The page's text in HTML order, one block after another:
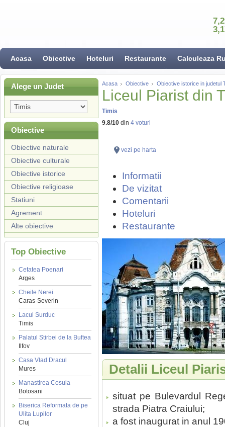
Acasa Obiective Hoteluri Restaurante Calculeaza
Alege un Judet
Obiective
Obiective naturale
Obiective culturale
Obiective istorice
Obiective religioase
Statiuni
Agrement
Alte obiective
Top Obiective
Cetatea Poenari
Arges
Cheile Nerei
Caras-Severin
Lacul Surduc
Timis
Palatul Stirbei de la Buftea
Ilfov
Casa Vlad Dracul
Mures
Manastirea Cosula
Botosani
Biserica Reformata de pe
Ulita Lupilor
Cluj
Acasa Obiective Obiective istorice in judetul
Liceul Piarist din
Timis
9.8/10 din 4 voturi
vezi pe harta
Informatii
De vizitat
Comentarii
Hoteluri
Restaurante
Detalii Liceul
situat pe Bulevardul
strada Piatra Craiului;
a fost inaugurat in anul